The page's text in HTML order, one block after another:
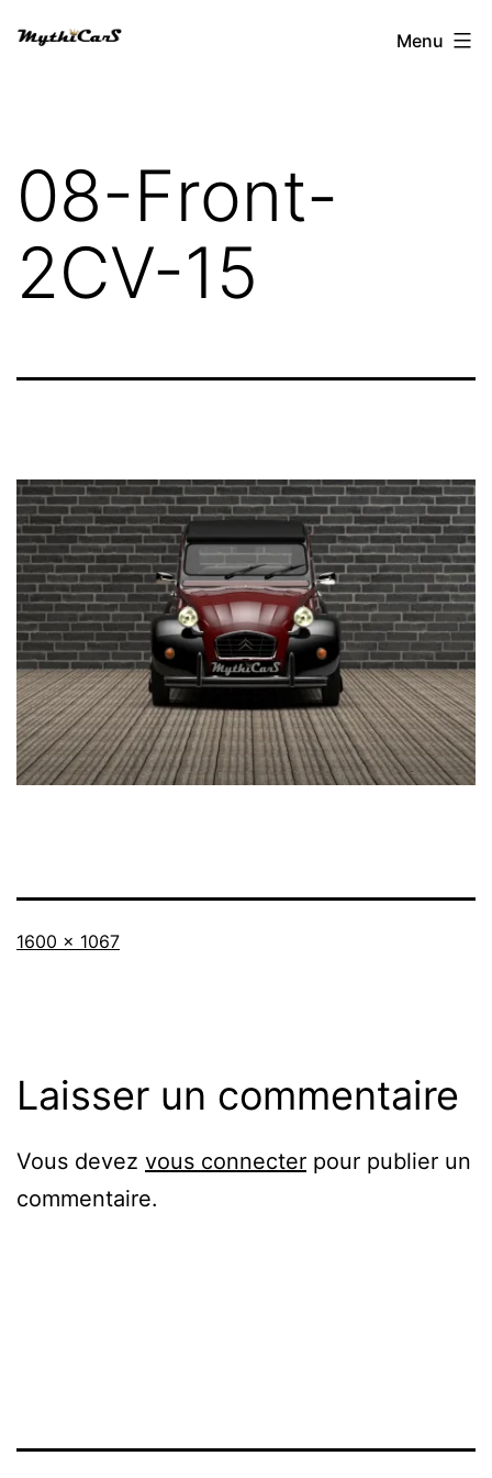
Menu
08-Front-
2CV-15
Taille
1600 × 1067
Laisser un commentaire
Vous devez vous connecter pour publier un
commentaire.